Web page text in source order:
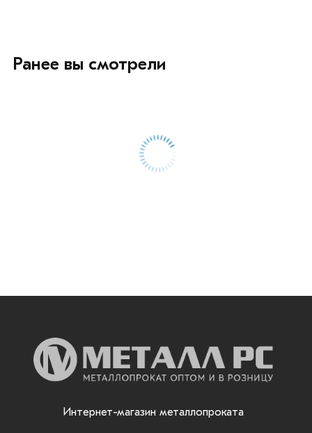
Ранее вы смотрели
Интернет-магазин металлопроката